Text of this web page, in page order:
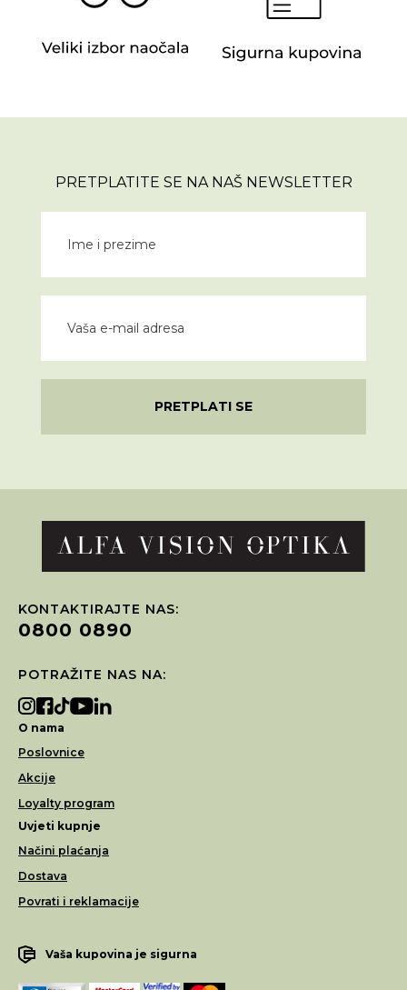
PRETPLATITE SE NA NAŠ NEWSLETTER
PRETPLATI SE
KONTAKTIRAJTE NAS:
0800 0890
POTRAŽITE NAS NA:
O nama
Poslovnice
Akcije
Loyalty program
Uvjeti kupnje
Načini plaćanja
Dostava
Povrati i reklamacije
Vaša kupovina je sigurna